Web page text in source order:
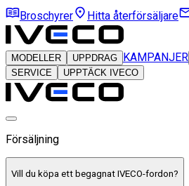
Broschyrer Hitta återförsäljare
MODELLER UPPDRAG KAMPANJER
SERVICE
UPPTÄCK IVECO
Försäljning
Vill du köpa ett begagnat IVECO-fordon?